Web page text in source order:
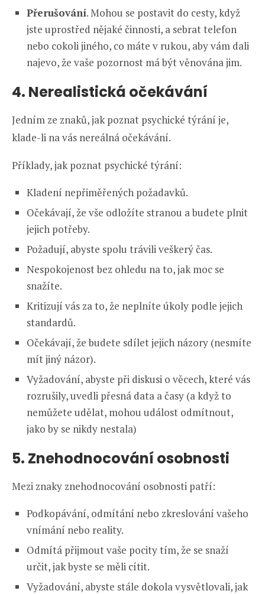
Přerušování. Mohou se postavit do cesty, když
jste uprostřed nějaké činnosti, a sebrat telefon
nebo cokoli jiného, co máte v rukou, aby vám dali
najevo, že vaše pozornost má být věnována jim.
4. Nerealistická očekávání
Jedním ze znaků, jak poznat psychické týrání je,
klade-li na vás nereálná očekávání.
Příklady, jak poznat psychické týrání:
Kladení nepřiměřených požadavků.
Očekávají, že vše odložíte stranou a budete plnit
jejich potřeby.
Požadují, abyste spolu trávili veškerý čas.
Nespokojenost bez ohledu na to, jak moc se
snažíte.
Kritizují vás za to, že neplníte úkoly podle jejich
standardů.
Očekávají, že budete sdílet jejich názory (nesmíte
mít jiný názor).
Vyžadování, abyste při diskusi o věcech, které vás
rozrušily, uvedli přesná data a časy (a když to
nemůžete udělat, mohou událost odmítnout,
jako by se nikdy nestala)
5. Znehodnocování osobnosti
Mezi znaky znehodnocování osobnosti patří:
Podkopávání, odmítání nebo zkreslování vašeho
vnímání nebo reality.
Odmítá přijmout vaše pocity tím, že se snaží
určit, jak byste se měli cítit.
Vyžadování, abyste stále dokola vysvětlovali, jak